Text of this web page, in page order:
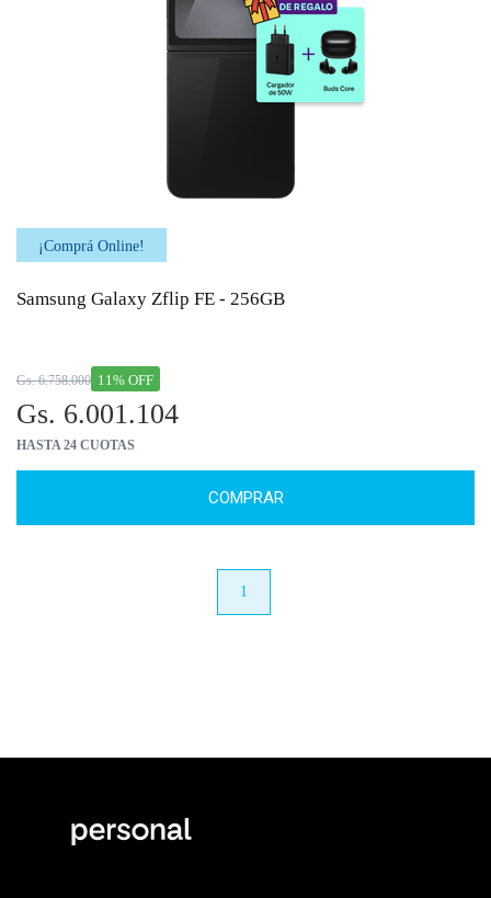
¡Comprá Online!
Samsung Galaxy Zflip FE - 256GB
11% OFF
Gs. 6.758.000
Gs. 6.001.104
HASTA 24 CUOTAS
COMPRAR
1